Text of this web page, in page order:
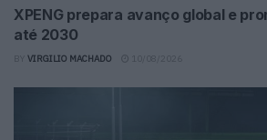
XPENG prepara avanço global e
até 2030
VIRGILIO MACHADO